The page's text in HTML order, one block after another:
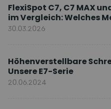
FlexiSpot C7, C7 MAX
im Vergleich: Welches
Ihnen?
30.03.2026
Höhenverstellbare
Unsere E7-Serie
20.06.2024